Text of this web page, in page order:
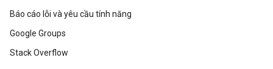
Báo cáo lỗi và yêu cầu tính năng
Google Groups
Stack Overflow